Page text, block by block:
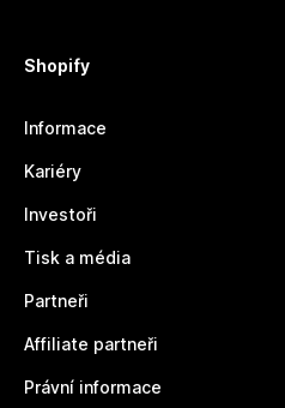
Shopify
Informace
Kariéry
Investoři
Tisk a média
Partneři
Affiliate partneři
Právní informace